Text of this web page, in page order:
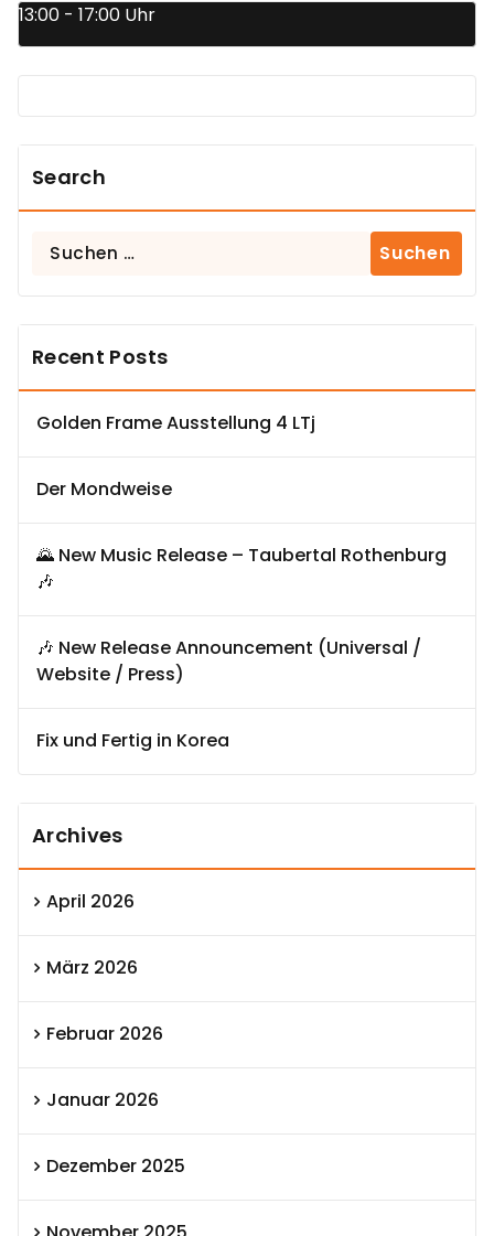
13:00 - 17:00 Uhr
Search
Suchen
Recent Posts
Golden Frame Ausstellung 4 LTj
Der Mondweise
🌄 New Music Release – Taubertal Rothenburg
🎶
🎶 New Release Announcement (Universal /
Website / Press)
Fix und Fertig in Korea
Archives
April 2026
März 2026
Februar 2026
Januar 2026
Dezember 2025